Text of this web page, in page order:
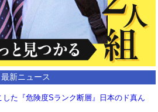
最新ニュース
した『危険度Sランク断層』日本のド真ん